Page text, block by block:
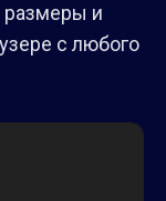
размеры и
с любого